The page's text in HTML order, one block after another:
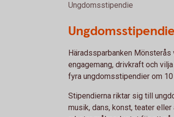
Ungdomsstipendie
Häradssparbanken
engagemang, drivkraft och
fyra ungdomsstipendier om
Stipendierna riktar sig till
musik, dans, konst, teater